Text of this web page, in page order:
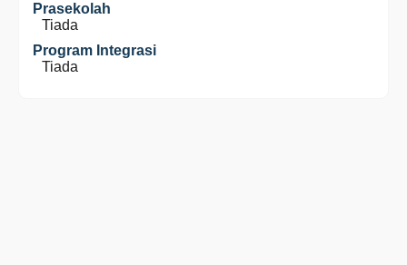
Prasekolah
Tiada
Program Integrasi
Tiada